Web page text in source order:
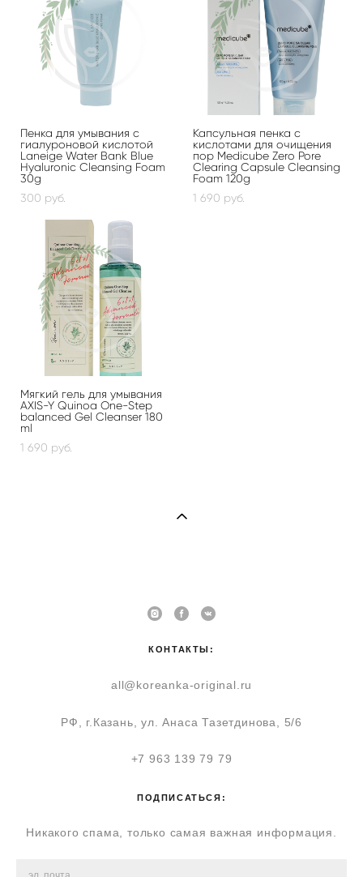
Пенка для умывания с
гиалуроновой кислотой
Laneige Water Bank Blue
Hyaluronic Cleansing Foam
30g
300 pуб.
Капсульная пенка с
кислотами для очищения
пор Medicube Zero Pore
Clearing Capsule Cleansing
Foam 120g
1 690 pуб.
Мягкий гель для умывания
AXIS-Y Quinoa One-Step
balanced Gel Cleanser 180
ml
1 690 pуб.
КОНТАКТЫ:
all@koreanka-original.ru
РФ, г.Казань, ул. Анаса Тазетдинова, 5/6
+7 963 139 79 79
ПОДПИСАТЬСЯ:
Никакого спама, только самая важная информация.